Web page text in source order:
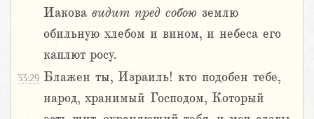
Иакова видит пред собою землю
обильную хлебом и вином, и небеса его
каплют росу.
33:29 Блажен ты, Израиль! кто подобен тебе,
народ, хранимый Господом, Который